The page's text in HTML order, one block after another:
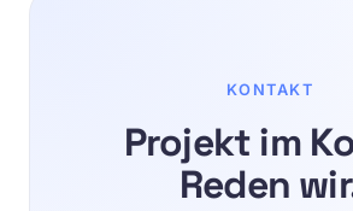
KONTAKT
Projekt im
Reden